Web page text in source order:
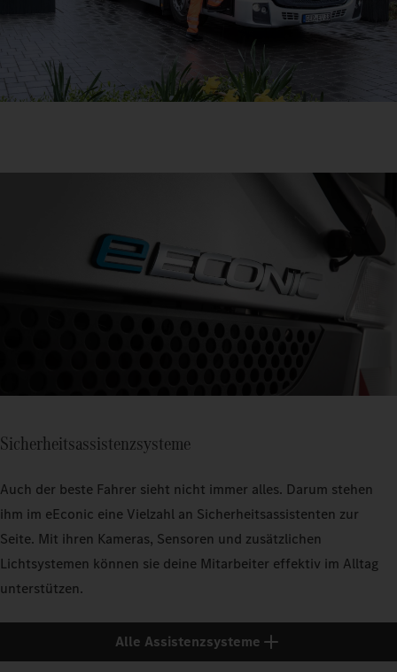
Sicherheitsassistenzsysteme
Auch der beste Fahrer sieht nicht immer alles. Darum stehen
ihm im eEconic eine Vielzahl an Sicherheitsassistenten zur
Seite. Mit ihren Kameras, Sensoren und zusätzlichen
Lichtsystemen können sie deine Mitarbeiter effektiv im Alltag
unterstützen.
Alle Assistenzsysteme